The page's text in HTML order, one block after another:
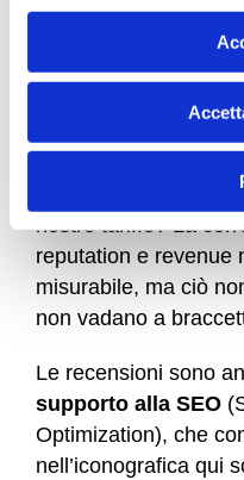
o
avete ricevuto una
apprezzeranno e si
Se i punteggi
Perché non
nostre tariffe? La
reputation e revenue
misurabile, ma ciò
non vadano a
Le recensioni sono
supporto alla SEO
Optimization), che
nell’iconografica qui